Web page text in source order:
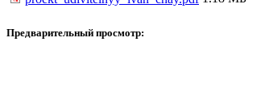
Предварительный просмотр: